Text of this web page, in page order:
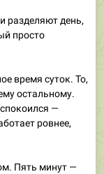
время суток. То,
—
ровнее,
Пять минут —